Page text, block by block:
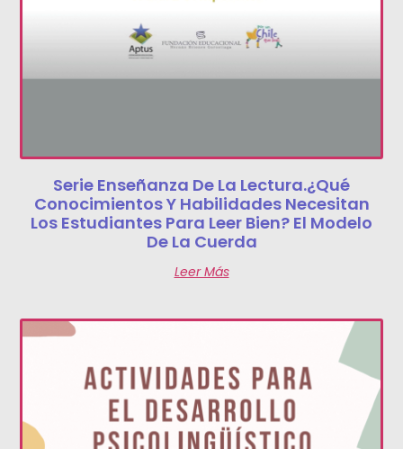
Serie Enseñanza De La Lectura.¿Qué
Conocimientos Y Habilidades Necesitan
Los Estudiantes Para Leer Bien? El Modelo
De La Cuerda
Leer Más